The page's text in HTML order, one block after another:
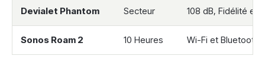
Devialet Phantom Secteur 108 dB, Fidélité
Sonos Roam 2 10 Heures Wi-Fi et Bluetooth,